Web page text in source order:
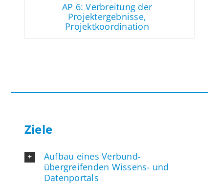
AP 6: Verbreitung der
Projektergebnisse,
Projektkoordination
Ziele
Aufbau eines Verbund-
übergreifenden Wissens- und
Datenportals